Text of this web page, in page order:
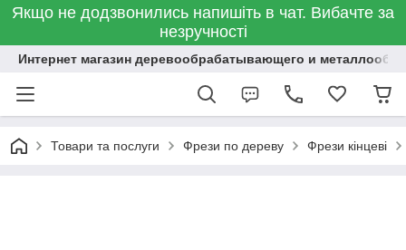
Якщо не додзвонились напишіть в чат. Вибачте за
незручності
Интернет магазин деревообрабатывающего и
Товари та послуги Фрези по дереву Фрези кінцеві